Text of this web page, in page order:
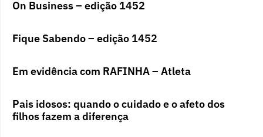
On Business – edição 1452
Fique Sabendo – edição 1452
Em evidência com RAFINHA – Atleta
Pais idosos: quando o cuidado e o afeto dos
filhos fazem a diferença